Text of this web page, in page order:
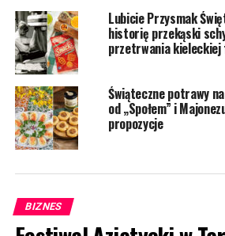
Lubicie Przysmak
historię przekąski
przetrwania
Świąteczne potrawy
od „Społem” i
propozycje
BIZNES